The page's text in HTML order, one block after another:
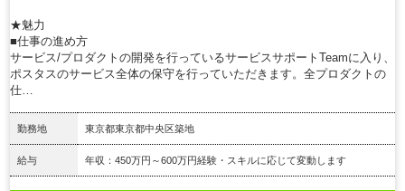
★魅力
■仕事の進め方
サービス/プロダクトの開発を行っているサービスサポートTeamに入り、
ポスタスのサービス全体の保守を行っていただきます。全プロダクトの
仕…
勤務地 東京都東京都中央区築地
給与 年収：450万円～600万円経験・スキルに応じて変動します